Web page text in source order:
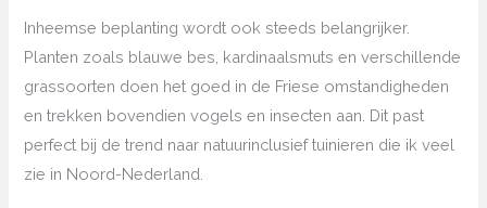
Inheemse beplanting wordt ook steeds belangrijker.
Planten zoals blauwe bes, kardinaalsmuts en verschillende
grassoorten doen het goed in de Friese omstandigheden
en trekken bovendien vogels en insecten aan. Dit past
perfect bij de trend naar natuurinclusief tuinieren die ik veel
zie in Noord-Nederland.